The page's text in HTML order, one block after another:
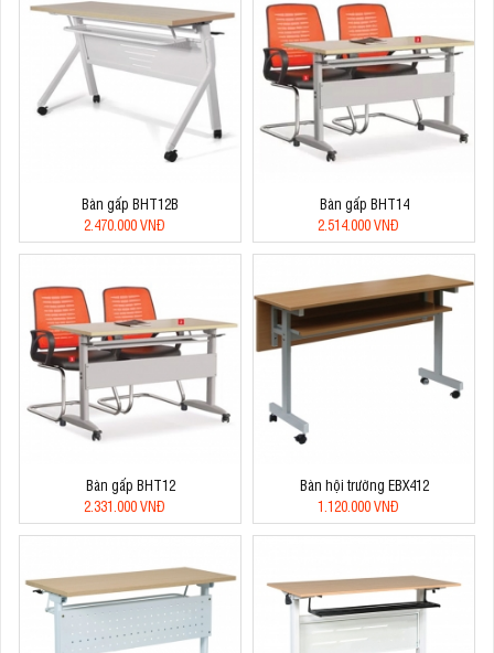
Bàn gấp BHT12B
2.470.000 VNĐ
Bàn gấp BHT14
2.514.000 VNĐ
Bàn gấp BHT12
2.331.000 VNĐ
Bàn hội trường EBX412
1.120.000 VNĐ